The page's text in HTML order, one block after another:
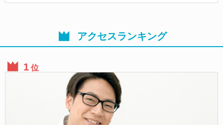
アクセスランキング
位